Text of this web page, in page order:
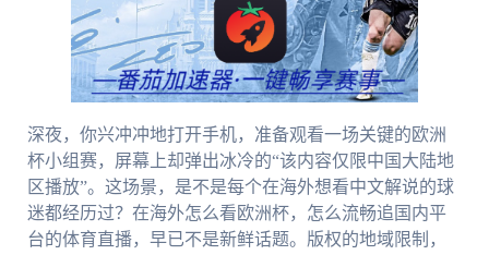
深夜，你兴冲冲地打开手机，准备观看一场关键的欧洲
杯小组赛，屏幕上却弹出冰冷的“该内容仅限中国大陆地
区播放”。这场景，是不是每个在海外想看中文解说的球
迷都经历过？在海外怎么看欧洲杯，怎么流畅追国内平
台的体育直播，早已不是新鲜话题。版权的地域限制，